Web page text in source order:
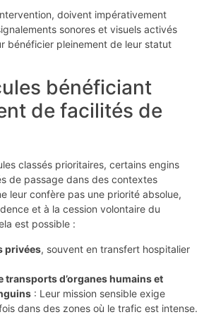
doivent impérativement
sonores et visuels activés
bénéficier pleinement de leur statut
bénéficiant
de facilités de
classés prioritaires, certains engins
de passage dans des contextes
leur confère pas une priorité absolue,
et à la cession volontaire du
est possible :
privées, souvent en transfert hospitalier
transports d’organes humains et
: Leur mission sensible exige
dans des zones où le trafic est intense.